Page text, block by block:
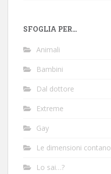
SFOGLIA PER…
Animali
Bambini
Dal dottore
Extreme
Gay
Le dimensioni contano
Lo sai…?